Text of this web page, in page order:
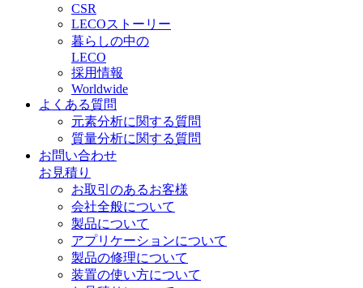
CSR
LECOストーリー
暮らしの中の
LECO
採用情報
Worldwide
よくある質問
元素分析に関する質問
質量分析に関する質問
お問い合わせ
お見積り
お取引のあるお客様
会社全般について
製品について
アプリケーションについて
製品の修理について
装置の使い方について